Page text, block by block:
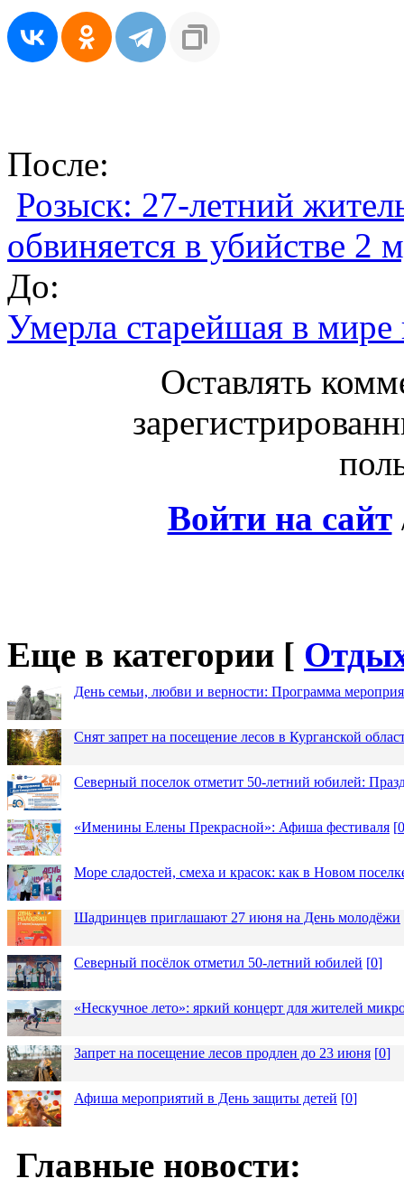
После:
Розыск: 27-летний
обвиняется в убийстве
До:
Умерла старейшая в
Оставлять
Войти на сайт
Еще в категории [
День семьи, любви и верности: Программа
Снят запрет на посещение лесов в Курганской
Северный поселок отметит 50-летний юбилей:
«Именины Елены Прекрасной»: Афиша фестиваля [0
Море сладостей, смеха и красок: как в Новом
Шадринцев приглашают 27 июня на День молодёжи
Северный посёлок отметил 50-летний юбилей [0]
«Нескучное лето»: яркий концерт для жителей
Запрет на посещение лесов продлен до 23 июня [0]
Афиша мероприятий в День защиты детей [0]
Главные новости: